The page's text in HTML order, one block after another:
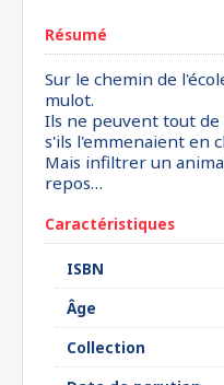
Résumé
Sur le chemin de
mulot.
Ils ne peuvent tout de
s'ils l'emmenaient en
Mais infiltrer un
repos…
Caractéristiques
ISBN
Âge
Collection